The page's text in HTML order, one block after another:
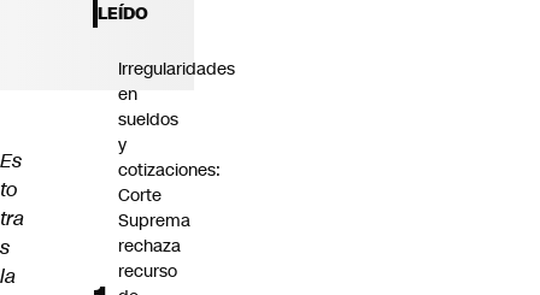
Es
to
tra
s
la
LEÍDO
Irregularidades
en
sueldos
y
cotizaciones:
Corte
Suprema
rechaza
recurso